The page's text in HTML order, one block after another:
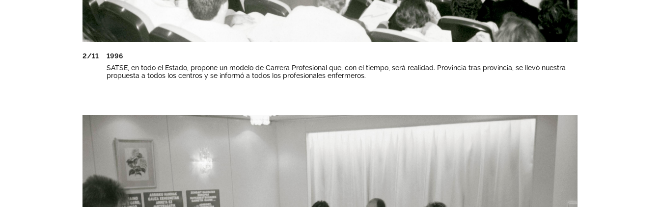
2/11
1996
SATSE, en todo el Estado, propone un modelo de Carrera Profesional que, con el tiempo, será realidad. Provincia tras provincia, se llevó nuestra
propuesta a todos los centros y se informó a todos los profesionales enfermeros.